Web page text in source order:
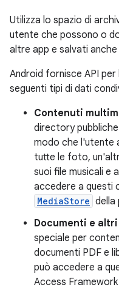
Utilizza lo spazio di
utente che possono o
altre app e salvati
Android fornisce API
seguenti tipi di dati
Contenuti
directory
modo che l'utente
tutte le foto,
suoi file musicali e
accedere a questi
MediaStore della
Documenti e
speciale per
documenti PDF e
può accedere a
Access